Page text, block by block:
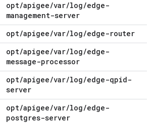
opt/apigee/var/log/edge-
management-server
opt/apigee/var/log/edge-router
opt/apigee/var/log/edge-
message-processor
opt/apigee/var/log/edge-qpid-
server
opt/apigee/var/log/edge-
postgres-server